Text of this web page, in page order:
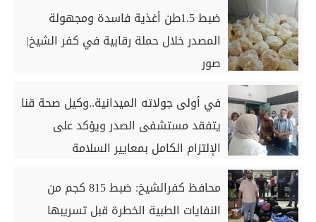
ضبط 1.5طن أغذية فاسدة ومجهولة
المصدر خلال حملة رقابية في كفر الشيخ|
صور
في أولى جولاته الميدانية..وكيل صحة قنا
يتفقد مستشفى الصدر ويؤكد على
الإلتزام الكامل بمعايير السلامة
محافظ كفرالشيخ: ضبط 815 كجم من
النفايات الطبية الخطرة قبل تسريبها